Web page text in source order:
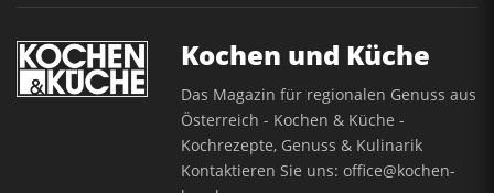
Kochen und Küche
Das Magazin für regionalen Genuss aus
Österreich - Kochen & Küche -
Kochrezepte, Genuss & Kulinarik
Kontaktieren Sie uns:office@kochen-